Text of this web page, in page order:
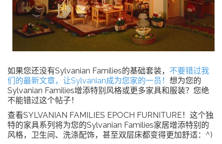
如果您还没有Sylvanian Families的基础套装， 不要错过我
们的最新文章，让Sylvanian成为您家的一员！ 想为您的
Sylvanian Families增添特别风格或更多家具和服装？您绝
不能错过这个帖子！
查看SYLVANIAN FAMILIES EPOCH FURNITURE！这个独
特的家具系列将为您的Sylvanian Families家居增添特别的
风格，卫生间、洗涤配饰，甚至双层床都变得更加舒适：^)